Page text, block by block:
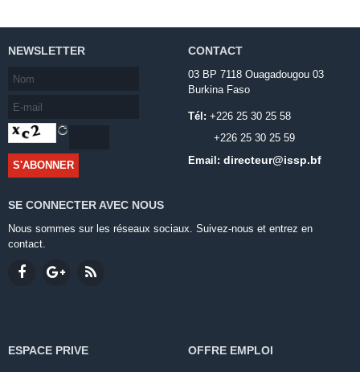
NEWSLETTER CONTACT
03 BP 7118 Ouagadougou 03
Burkina Faso
Tél: +226 25 30 25 58
+226 25 30 25 59
Email: directeur@issp.bf
SE CONNECTER AVEC NOUS
Nous sommes sur les réseaux sociaux. Suivez-nous et entrez en
contact.
ESPACE PRIVE OFFRE EMPLOI